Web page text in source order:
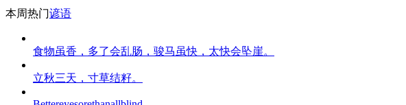
本周热门谚语
食物虽香，多了会乱肠，骏马虽快，太快会坠崖。
立秋三天，寸草结籽。